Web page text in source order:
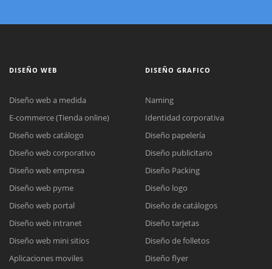
DISEÑO WEB
Diseño web a medida
E-commerce (Tienda online)
Diseño web catálogo
Diseño web corporativo
Diseño web empresa
Diseño web pyme
Diseño web portal
Diseño web intranet
Diseño web mini sitios
Aplicaciones moviles
DISEÑO GRAFICO
Naming
Identidad corporativa
Diseño papelería
Diseño publicitario
Diseño Packing
Diseño logo
Diseño de catálogos
Diseño tarjetas
Diseño de folletos
Diseño flyer